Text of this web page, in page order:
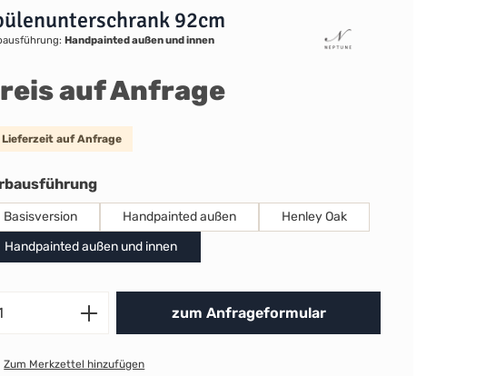
92cm
Handpainted außen und innen
auf Anfrage
Lieferzeit auf Anfrage
auswählen
Basisversion Handpainted außen
Henley Oak
Handpainted außen und innen
Produkt Anzahl: Gib den
zum Anfrageformular
Zum Merkzettel hinzufügen